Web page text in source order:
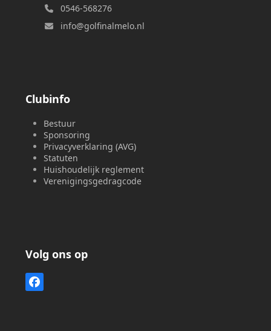
0546-568276
info@golfinalmelo.nl
Clubinfo
Bestuur
Sponsoring
Privacyverklaring (AVG)
Statuten
Huishoudelijk reglement
Verenigingsgedragcode
Volg ons op
Facebook